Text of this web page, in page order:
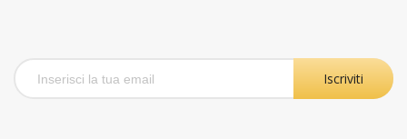
Iscriviti